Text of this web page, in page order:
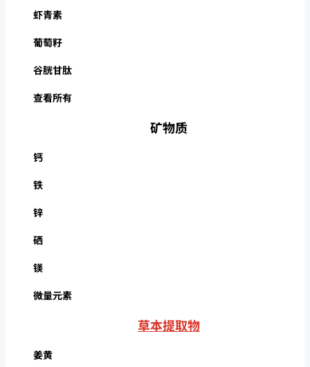
虾青素
葡萄籽
谷胱甘肽
查看所有
矿物质
钙
铁
锌
硒
镁
微量元素
草本提取物
姜黄